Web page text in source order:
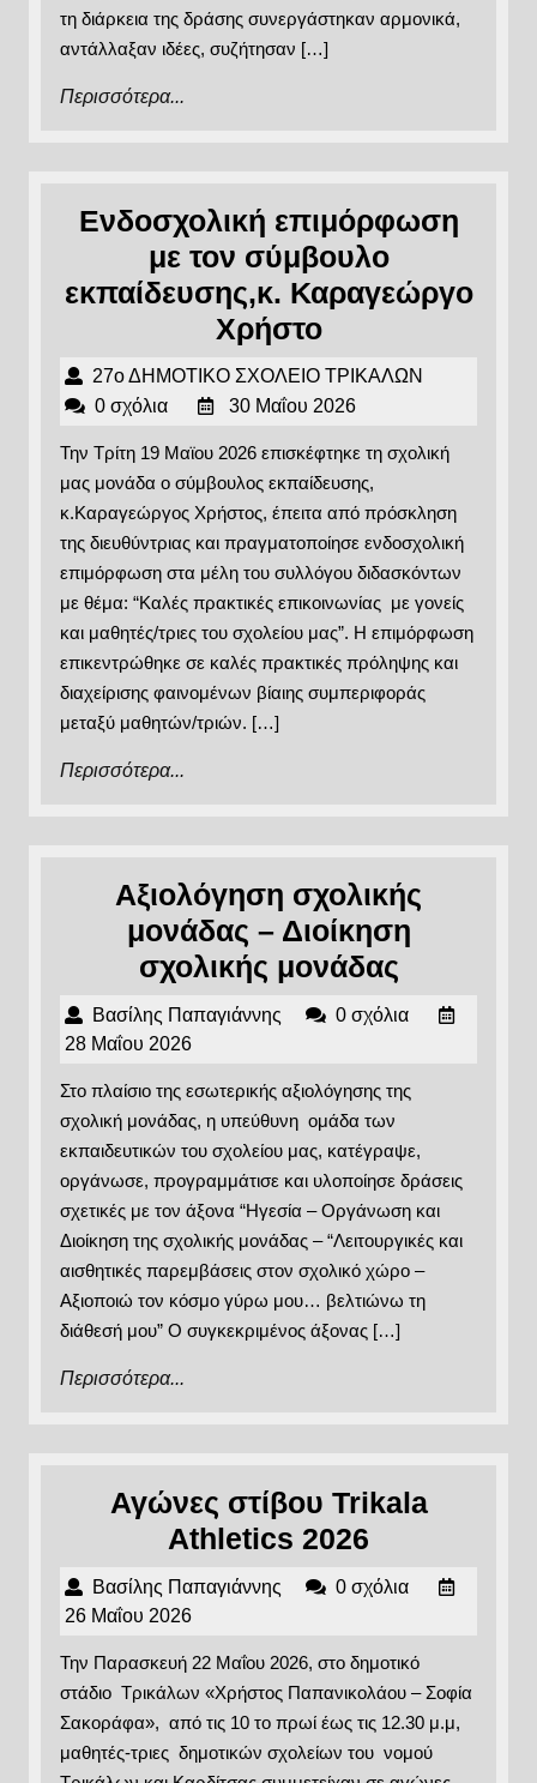
τη διάρκεια της δράσης συνεργάστηκαν αρμονικά,
αντάλλαξαν ιδέες, συζήτησαν […]
Περισσότερα...
Ενδοσχολική επιμόρφωση
με τον σύμβουλο
εκπαίδευσης,κ. Καραγεώργο
ΧρήστοΕνδοσχολική
επιμόρφωση
με
σύμβουλο
εκπαίδευσης,κ.
Καραγεώργο
Χρήστο
27ο ΔΗΜΟΤΙΚΟ ΣΧΟΛΕΙΟ ΤΡΙΚΑΛΩΝ
ΤΡΙΚΑΛΩΝ
0 σχόλια 30 Μαΐου 202630
2026
Την Τρίτη 19 Μαϊου 2026 επισκέφτηκε τη σχολική
μας μονάδα ο σύμβουλος εκπαίδευσης,
κ.Καραγεώργος Χρήστος, έπειτα από πρόσκληση
της διευθύντριας και πραγματοποίησε ενδοσχολική
επιμόρφωση στα μέλη του συλλόγου διδασκόντων
με θέμα: “Καλές πρακτικές επικοινωνίας με γονείς
και μαθητές/τριες του σχολείου μας”. Η επιμόρφωση
επικεντρώθηκε σε καλές πρακτικές πρόληψης και
διαχείρισης φαινομένων βίαιης συμπεριφοράς
μεταξύ μαθητών/τριών. […]
Περισσότερα...
Αξιολόγηση σχολικής
μονάδας – Διοίκηση
σχολικής μονάδας
σχολικής
Διοίκηση
σχολικής
μονάδας
Βασίλης Παπαγιάννης Βασίλης0 σχόλια
28 Μαΐου 202628
2026
Στο πλαίσιο της εσωτερικής αξιολόγησης της
σχολική μονάδας, η υπεύθυνη ομάδα των
εκπαιδευτικών του σχολείου μας, κατέγραψε,
οργάνωσε, προγραμμάτισε και υλοποίησε δράσεις
σχετικές με τον άξονα “Ηγεσία – Οργάνωση και
Διοίκηση της σχολικής μονάδας – “Λειτουργικές και
αισθητικές παρεμβάσεις στον σχολικό χώρο –
Αξιοποιώ τον κόσμο γύρω μου… βελτιώνω τη
διάθεσή μου” Ο συγκεκριμένος άξονας […]
Περισσότερα...
Αγώνες στίβου Trikala
Athletics 2026
στίβου
2026
Βασίλης Παπαγιάννης Βασίλης0 σχόλια
26 Μαΐου 202626
2026
Την Παρασκευή 22 Μαΐου 2026, στο δημοτικό
στάδιο Τρικάλων «Χρήστος Παπανικολάου – Σοφία
Σακοράφα», από τις 10 το πρωί έως τις 12.30 μ.μ,
μαθητές-τριες δημοτικών σχολείων του νομού